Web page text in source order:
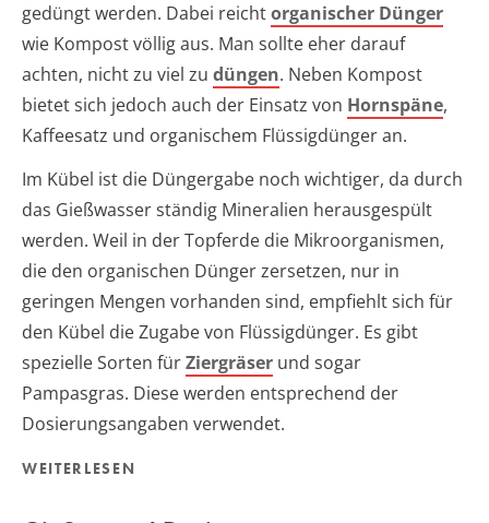
gedüngt werden. Dabei reichtorganischer Dünger
wie Kompost völlig aus. Man sollte eher darauf
achten, nicht zu viel zu düngen. Neben Kompost
bietet sich jedoch auch der Einsatz von Hornspäne,
Kaffeesatz und organischem Flüssigdünger an.
Im Kübel ist die Düngergabe noch wichtiger, da durch
das Gießwasser ständig Mineralien herausgespült
werden. Weil in der Topferde die Mikroorganismen,
die den organischen Dünger zersetzen, nur in
geringen Mengen vorhanden sind, empfiehlt sich für
den Kübel die Zugabe von Flüssigdünger. Es gibt
spezielle Sorten fürZiergräser und sogar
Pampasgras. Diese werden entsprechend der
Dosierungsangaben verwendet.
WEITERLESEN